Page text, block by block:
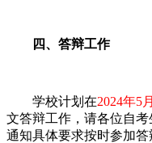
四、答辩工作
学校计划在2024年5
文答辩工作，请各位自
通知具体要求按时参加答